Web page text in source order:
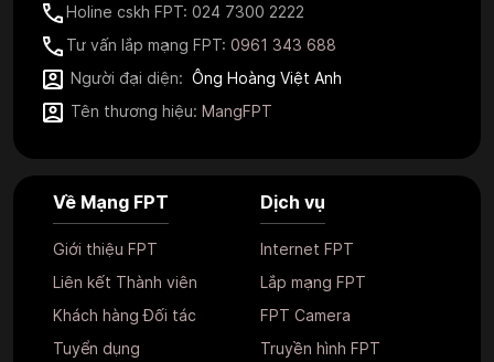
Holine cskh FPT: 024 7300 2222
Tư vấn lắp mạng FPT: 0961 343 688
Người đại diện: Ông Hoàng Việt Anh
Tên thương hiệu: MangFPT
Về Mạng FPT
Giới thiệu FPT
Liên kết Thành viên
Khách hàng Đối tác
Tuyển dụng
Dịch vụ
Internet FPT
Lắp mạng FPT
FPT Camera
Truyền hình FPT